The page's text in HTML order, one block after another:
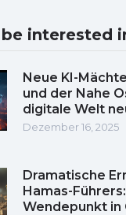
interested
Neue KI-
und der Nahe
digitale Welt
Dezember 16, 2025
Dramatische
Hamas-
Wendepunkt in